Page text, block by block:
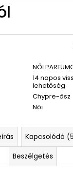
NŐI
14 napos
lehetőség
Chypre-ősz
Női
Kapcsolódó
Beszélgetés